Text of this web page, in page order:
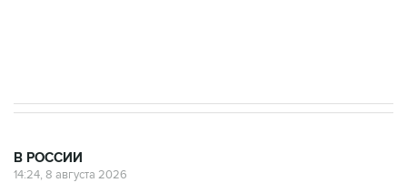
В РОССИИ
14:24, 8 августа 2026